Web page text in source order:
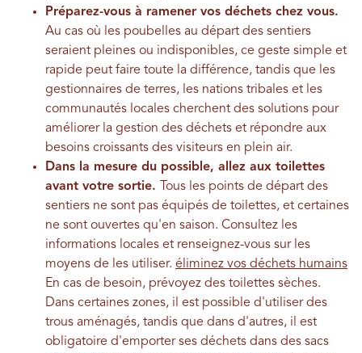
Préparez-vous à ramener vos déchets chez vous.
Au cas où les poubelles au départ des sentiers
seraient pleines ou indisponibles, ce geste simple et
rapide peut faire toute la différence, tandis que les
gestionnaires de terres, les nations tribales et les
communautés locales cherchent des solutions pour
améliorer la gestion des déchets et répondre aux
besoins croissants des visiteurs en plein air.
Dans la mesure du possible, allez aux toilettes
avant votre sortie.
Tous les points de départ des
sentiers ne sont pas équipés de toilettes, et certaines
ne sont ouvertes qu'en saison. Consultez les
informations locales et renseignez-vous sur les
moyens de les utiliser. éliminez vos déchets humains
En cas de besoin, prévoyez des toilettes sèches.
Dans certaines zones, il est possible d'utiliser des
trous aménagés, tandis que dans d'autres, il est
obligatoire d'emporter ses déchets dans des sacs